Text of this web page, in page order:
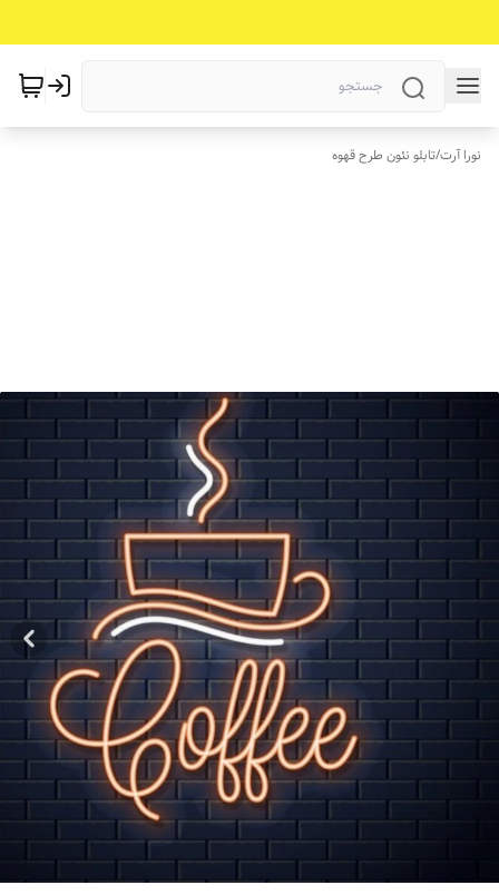
نورا آرت/تابلو نئون طرح قهوه